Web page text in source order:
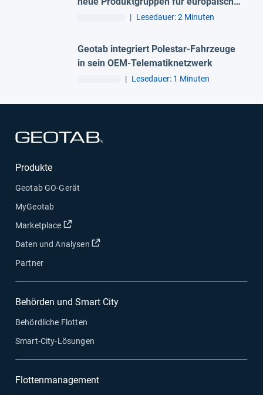
| Lesedauer: 2 Minuten
Geotab integriert Polestar-Fahrzeuge
in sein OEM-Telematiknetzwerk
| Lesedauer: 1 Minuten
Produkte
Geotab GO-Gerät
MyGeotab
Marketplace
In neuem Fenster öffnen
Daten und Analysen In neuem Fenster öffnen
Partner
Behörden und Smart City
Behördliche Flotten
Smart-City-Lösungen
Flottenmanagement